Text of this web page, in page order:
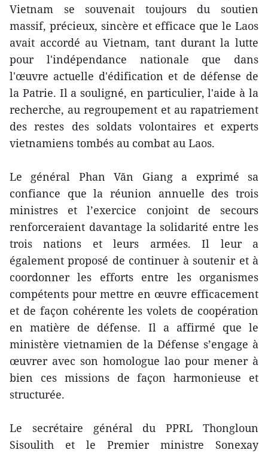
Vietnam se souvenait toujours du soutien
massif, précieux, sincère et efficace que le Laos
avait accordé au Vietnam, tant durant la lutte
pour l'indépendance nationale que dans
l'œuvre actuelle d'édification et de défense de
la Patrie. Il a souligné, en particulier, l'aide à la
recherche, au regroupement et au rapatriement
des restes des soldats volontaires et experts
vietnamiens tombés au combat au Laos.
Le général Phan Văn Giang a exprimé sa
confiance que la réunion annuelle des trois
ministres et l’exercice conjoint de secours
renforceraient davantage la solidarité entre les
trois nations et leurs armées. Il leur a
également proposé de continuer à soutenir et à
coordonner les efforts entre les organismes
compétents pour mettre en œuvre efficacement
et de façon cohérente les volets de coopération
en matière de défense. Il a affirmé que le
ministère vietnamien de la Défense s’engage à
œuvrer avec son homologue lao pour mener à
bien ces missions de façon harmonieuse et
structurée.
Le secrétaire général du PPRL Thongloun
Sisoulith et le Premier ministre Sonexay